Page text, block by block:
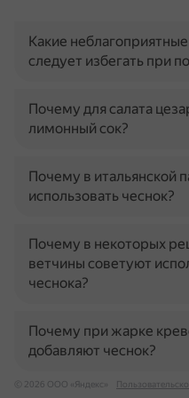
Какие
следует избегать при
Почему для салата
лимонный сок?
Почему в итальянской
использовать чеснок?
Почему в некоторых
ветчины советуют
чеснока?
Почему при жарке
добавляют чеснок?
© 2026 ООО «Яндекс»